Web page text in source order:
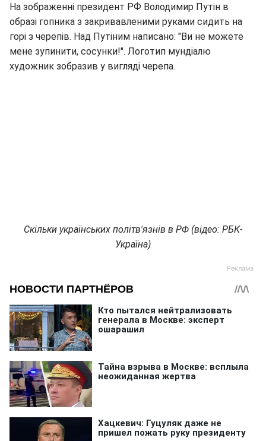
На зображенні президент РФ Володимир Путін в
образі гопника з закривавленими руками сидить на
горі з черепів. Над Путіним написано: "Ви не можете
мене зупинити, сосунки!". Логотип мундіалю
художник зобразив у вигляді черепа.
Скільки українських політв'язнів в РФ (відео: РБК-
Україна)